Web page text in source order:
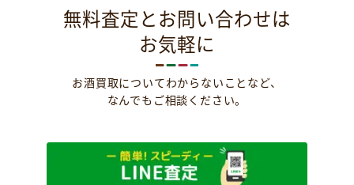
無料査定とお問い合わせは
お気軽に
お酒買取についてわからないことなど、
なんでもご相談ください。